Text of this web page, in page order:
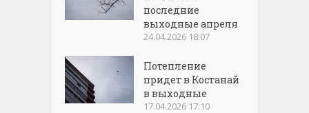
последние
выходные апреля
24.04.2026 18:07
Потепление
придет в Костанай
в выходные
17.04.2026 17:10